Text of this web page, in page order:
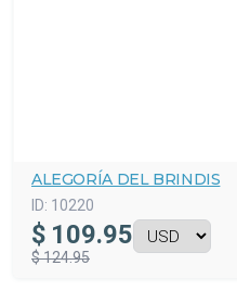
ALEGORÍA DEL BRINDIS
ID: 10220
$ 109.95
$ 124.95